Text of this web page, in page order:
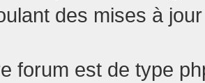
des mises à
forum est de type